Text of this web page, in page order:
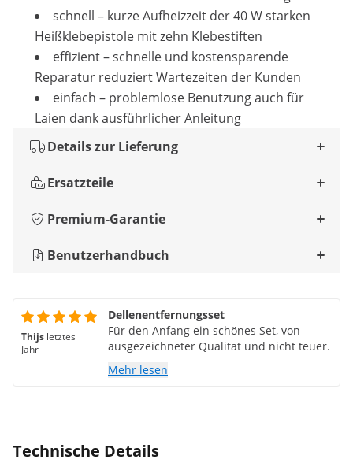
schnell – kurze Aufheizzeit der 40 W starken
Heißklebepistole mit zehn Klebestiften
effizient – schnelle und kostensparende
Reparatur reduziert Wartezeiten der Kunden
einfach – problemlose Benutzung auch für
Laien dank ausführlicher Anleitung
Details zur Lieferung
Ersatzteile
Premium-Garantie
Benutzerhandbuch
Thijs letztes
Jahr
Dellenentfernungsset
Für den Anfang ein schönes Set, von
ausgezeichneter Qualität und nicht teuer.
Mehr lesen
Technische Details